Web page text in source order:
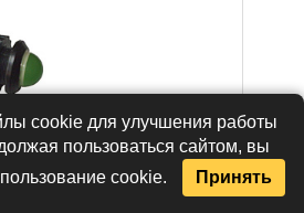
cookie для улучшения работы
пользоваться сайтом, вы
cookie.
Принять